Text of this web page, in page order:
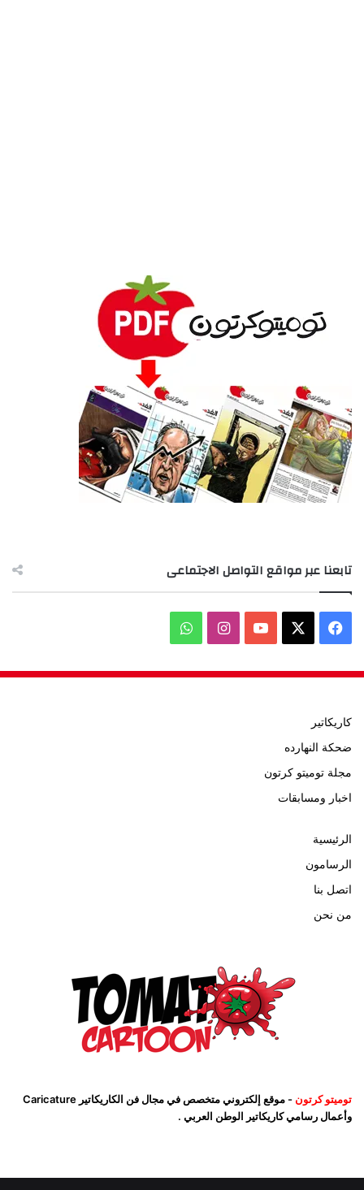
تابعنا عبر مواقع التواصل الاجتماعى
فيسبوك ‫YouTubeانستقرامواتساب
كاريكاتير
ضحكة النهارده
مجلة توميتو كرتون
اخبار ومسابقات
الرئيسية
الرسامون
اتصل بنا
من نحن
توميتو كرتون
- موقع إلكتروني متخصص في مجال فن الكاريكاتير Caricature
وأعمال رسامي كاريكاتير الوطن العربي .